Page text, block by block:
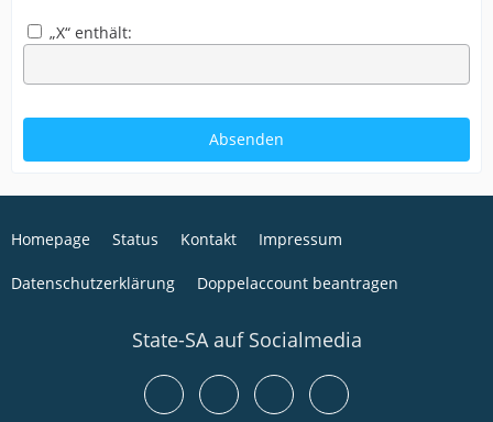
„X“ enthält:
Homepage Status Kontakt Impressum
Datenschutzerklärung Doppelaccount beantragen
State-SA auf Socialmedia